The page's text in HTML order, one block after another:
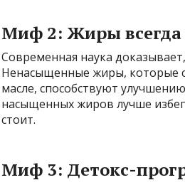
Миф 2: Жиры всегда
Современная наука
Ненасыщенные жиры, которые
масле, способствуют
насыщенных жиров лучше
стоит.
Миф 3: Детокс-